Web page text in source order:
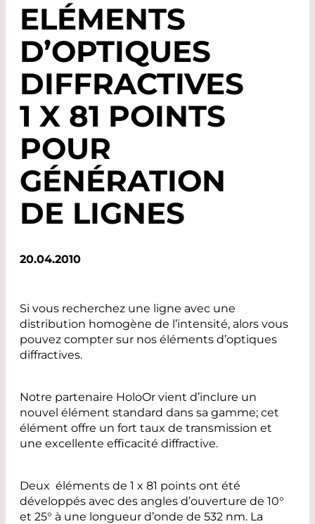
ELÉMENTS
D’OPTIQUES
DIFFRACTIVES
1 X 81 POINTS
POUR
GÉNÉRATION
DE LIGNES
20.04.2010
Si vous recherchez une ligne avec une
distribution homogène de l’intensité, alors vous
pouvez compter sur nos éléments d’optiques
diffractives.
Notre partenaire HoloOr vient d’inclure un
nouvel élément standard dans sa gamme; cet
élément offre un fort taux de transmission et
une excellente efficacité diffractive.
Deux éléments de 1 x 81 points ont été
développés avec des angles d’ouverture de 10°
et 25° à une longueur d’onde de 532 nm. La